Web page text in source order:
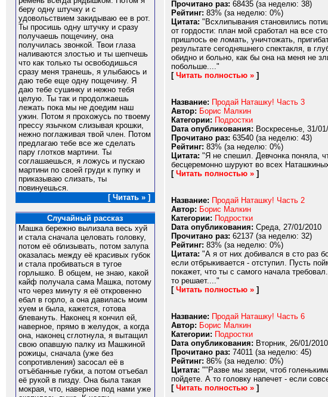
беру одну штучку и с
удовольствием закидываю ее в рот.
Ты просишь одну штучку и сразу
получаешь пощечину, она
получилась звонкой. Твои глаза
наливаются злостью и ты шепчешь
что как только ты освободишься
сразу меня транешь, я улыбаюсь и
даю тебе еще одну пощечину. Я
даю тебе сушинку и нежно тебя
целую. Ты так и продолжаешь
лежать пока мы не доедим наш
ужин. Потом я прохожусь по твоему
прессу язычком слизывая крошки,
нежно поглаживая твой член. Потом
предлагаю тебе все же сделать
пару глотков мартини. Ты
соглашаешься, я ложусь и пускаю
мартини по своей груди к пупку и
приказываю слизать, ты
повинуешься.
[ Читать » ]
Случайный рассказ
Машка бережно вылизала весь хуй
и стала сначала целовать головку,
потом её облизывать, потом залупа
оказалась между её красивых губок
и стала пробиваться в тугое
горлышко. В общем, не знаю, какой
кайф получала сама Машка, потому
что через минуту я её откровенно
ебал в горло, а она давилась моим
хуем и была, кажется, готова
блевануть. Наконец я кончил ей,
наверное, прямо в желудок, а когда
она, наконец сглотнула, я вытащил
свою опавшую палку из Машкиной
рожицы, сначала (уже без
сопротивления) засосал её в
отъёбанные губки, а потом отъебал
её рукой в пизду. Она была такая
мокрая, что, наверное под нами уже
Прочитано раз: 68435 (за неделю: 38)
Рейтинг: 83% (за неделю: 0%)
Цитата: "Всхлипывания становились
от гордости: план мой сработал на все
пришлось ее ломать, уничтожать,
результате сегодняшнего спектакля, в
обидно и больно, как бы она на меня не
побольше...."
[ Читать полностью » ]
Название: Продай Наташку! Часть 3
Автор: Борис Малкин
Категории: Подростки
Dата опубликования: Воскресенье, 31/
Прочитано раз: 63540 (за неделю: 43)
Рейтинг: 83% (за неделю: 0%)
Цитата: "Я не спешил. Девчонка поняла,
бесцеремонно шуруют во всех
[ Читать полностью » ]
Название: Продай Наташку! Часть 2
Автор: Борис Малкин
Категории: Подростки
Dата опубликования: Среда, 27/01/2010
Прочитано раз: 62137 (за неделю: 32)
Рейтинг: 83% (за неделю: 0%)
Цитата: "А я от них добивался в сто раз
если отбрыкивается - отступил. Пусть
покажет, что ты с самого начала
то решает...."
[ Читать полностью » ]
Название: Продай Наташку! Часть 6
Автор: Борис Малкин
Категории: Подростки
Dата опубликования: Вторник, 26/01/2010
Прочитано раз: 74011 (за неделю: 45)
Рейтинг: 86% (за неделю: 0%)
Цитата: ""Разве мы звери, чтоб
пойдете. А то головку напечет - если
[ Читать полностью » ]